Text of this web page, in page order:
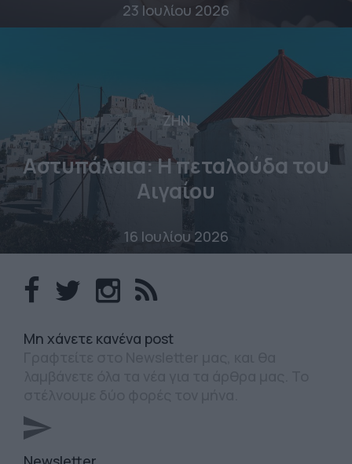
23 Ιουλίου 2026
ΖΗΝ
Αστυπάλαια: Η πεταλούδα του
Αιγαίου
16 Ιουλίου 2026
Mη χάνετε κανένα post